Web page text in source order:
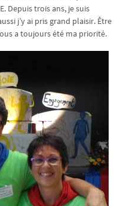
Depuis trois ans, je suis
j’y ai pris grand plaisir. Être
a toujours été ma priorité.